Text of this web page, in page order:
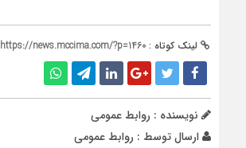
لینک کوتاه : https://news.mccima.com/?p=1460
نویسنده : روابط عمومی
ارسال توسط : روابط عمومی